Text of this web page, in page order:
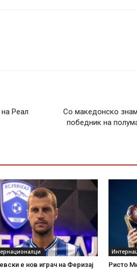
на Реал
Со македонско
победник на
е нов играч на Феризај
Ристо